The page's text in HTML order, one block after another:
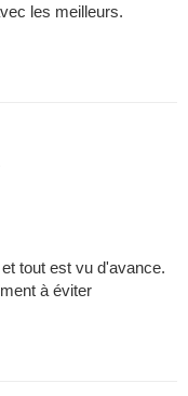
les meilleurs.
tout est vu d'avance.
à éviter